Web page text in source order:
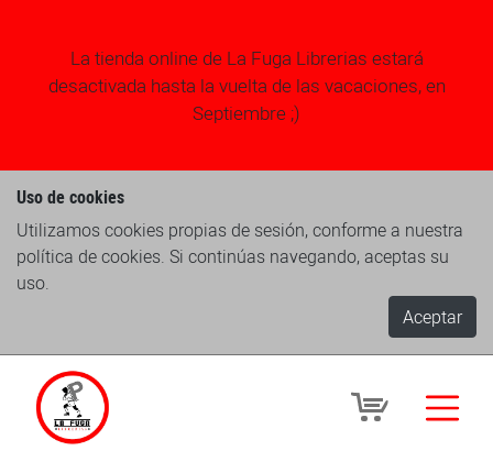
La tienda online de La Fuga Librerias estará
desactivada hasta la vuelta de las vacaciones, en
Septiembre ;)
Uso de cookies
Utilizamos cookies propias de sesión, conforme a nuestra
política de cookies. Si continúas navegando, aceptas su
uso.
Aceptar